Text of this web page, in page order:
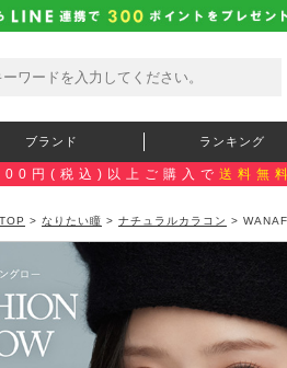
ブランド ランキング
円(税込)以上ご購入で 送料無
> なりたい瞳 > ナチュラルカラコン >